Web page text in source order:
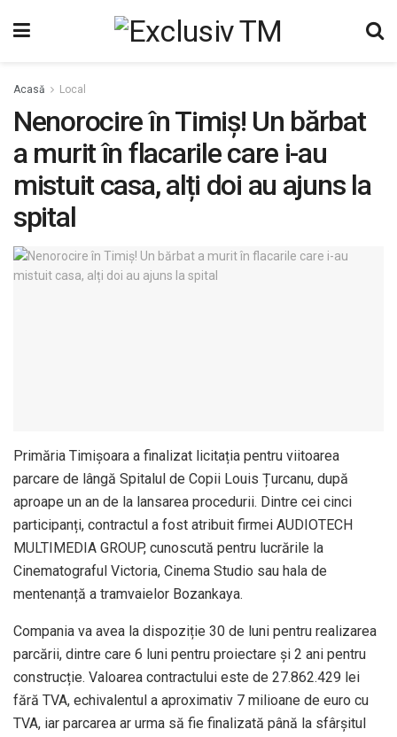
Acasă Local
Nenorocire în Timiș! Un bărbat
a murit în flacarile care i-au
mistuit casa, alți doi au ajuns la
spital
Primăria Timișoara a finalizat licitația pentru viitoarea
parcare de lângă Spitalul de Copii Louis Țurcanu, după
aproape un an de la lansarea procedurii. Dintre cei cinci
participanți, contractul a fost atribuit firmei AUDIOTECH
MULTIMEDIA GROUP, cunoscută pentru lucrările la
Cinematograful Victoria, Cinema Studio sau hala de
mentenanță a tramvaielor Bozankaya.
Compania va avea la dispoziție 30 de luni pentru realizarea
parcării, dintre care 6 luni pentru proiectare și 2 ani pentru
construcție. Valoarea contractului este de 27.862.429 lei
fără TVA, echivalentul a aproximativ 7 milioane de euro cu
TVA, iar parcarea ar urma să fie finalizată până la sfârșitul